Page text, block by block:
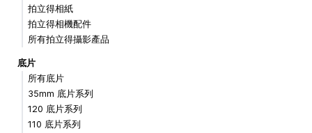
拍立得相紙
拍立得相機配件
所有拍立得攝影產品
底片
所有底片
35mm 底片系列
120 底片系列
110 底片系列